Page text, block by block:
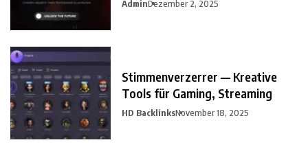
AdminDezember 2, 2025
Stimmenverzerrer — Kreative
Tools für Gaming, Streaming
HD BacklinksNovember 18, 2025